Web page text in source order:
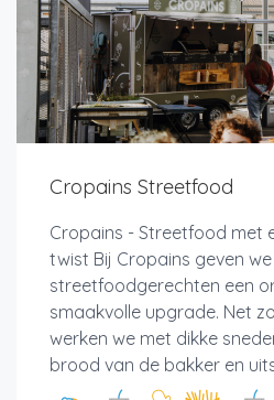
Cropains Streetfood
Cropains - Streetfood met
twist Bij Cropains geven
streetfoodgerechten een
smaakvolle upgrade. Net
werken we met dikke
brood van de bakker en